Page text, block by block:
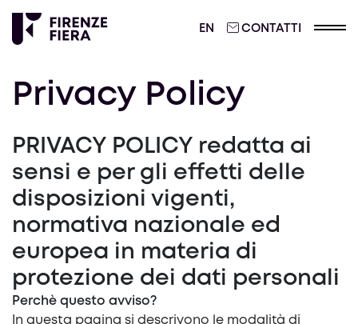
EN ENGLISHCONTATTI
Privacy Policy
PRIVACY POLICY redatta ai
sensi e per gli effetti delle
disposizioni vigenti,
normativa nazionale ed
europea in materia di
protezione dei dati personali
Perchè questo avviso?
In questa pagina si descrivono le modalità di